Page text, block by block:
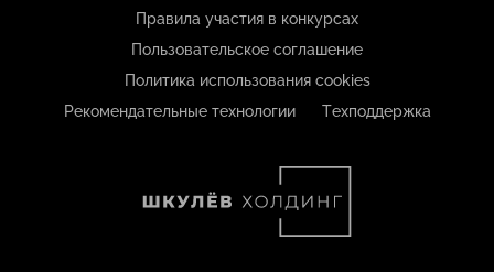
Правила участия в конкурсах
Пользовательское соглашение
Политика использования cookies
Рекомендательные технологии
Техподдержка